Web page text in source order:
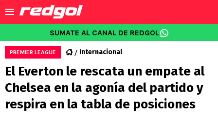
SUMATE AL CANAL DE REDGOL
PREMIER LEAGUE Internacional
El Everton le rescata un empate al
Chelsea en la agonía del partido y
respira en la tabla de posiciones